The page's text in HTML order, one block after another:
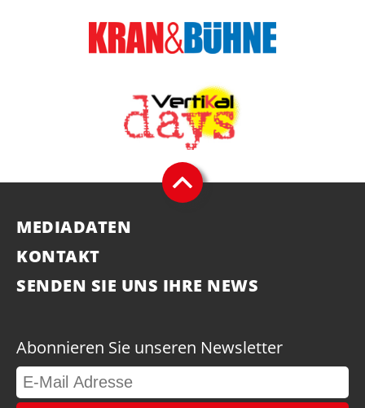
MEDIADATEN
KONTAKT
SENDEN SIE UNS IHRE NEWS
Abonnieren Sie unseren Newsletter